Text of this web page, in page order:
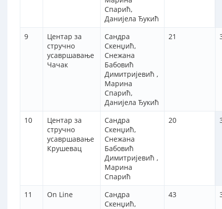
Спарић,
Данијела Ђукић
9
Центар за
стручно
усавршавање
Чачак
Сандра
Скенџић,
Снежана
Бабовић
Димитријевић ,
Марина
Спарић,
Данијела Ђукић
21
10
Центар за
стручно
усавршавање
Крушевац
Сандра
Скенџић,
Снежана
Бабовић
Димитријевић ,
Марина
Спарић
20
11 On Line
Сандра
Скенџић,
43